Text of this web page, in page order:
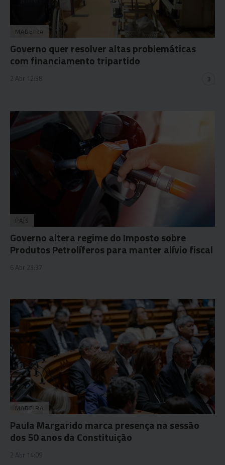
MADEIRA
Governo quer resolver altas problemáticas
com financiamento tripartido
2 Abr 12:38 3
PAÍS
Governo altera regime do Imposto sobre
Produtos Petrolíferos para manter alívio fiscal
6 Abr 23:37
MADEIRA
Paula Margarido marca presença na sessão
dos 50 anos da Constituição
2 Abr 14:09